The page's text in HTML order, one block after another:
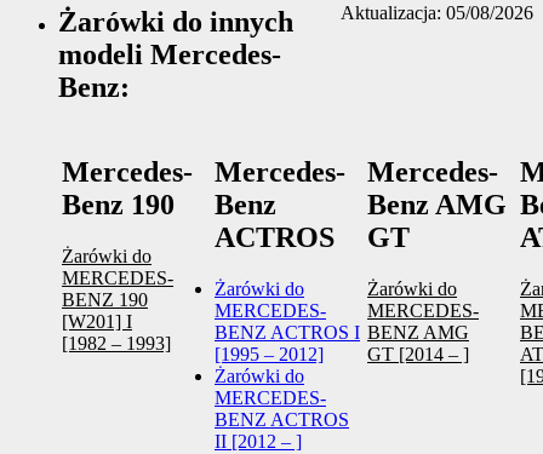
Aktualizacja: 05/08/2026
Żarówki do innych
modeli Mercedes-
Benz:
Mercedes-
Benz 190
Żarówki do
MERCEDES-
BENZ 190
[W201] I
[1982 – 1993]
Mercedes-
Benz
ACTROS
Żarówki do
MERCEDES-
BENZ ACTROS I
[1995 – 2012]
Żarówki do
MERCEDES-
BENZ ACTROS
II [2012 – ]
Mercedes-
Benz AMG
GT
Żarówki do
MERCEDES-
BENZ AMG
GT [2014 – ]